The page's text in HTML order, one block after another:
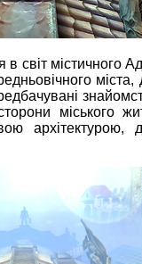
світ містичного
міста,
міського
архітектурою,